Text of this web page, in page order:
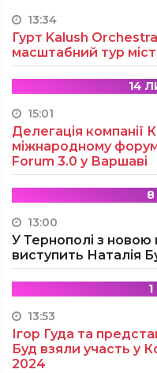
13:34
Гурт Kalush
масштабний тур
14
15:01
Делегація компанії
міжнародному
Forum 3.0 у Варшаві
13:00
У Тернополі з
виступить Наталія
13:53
Ігор Гуда та
Буд взяли участь у
2024